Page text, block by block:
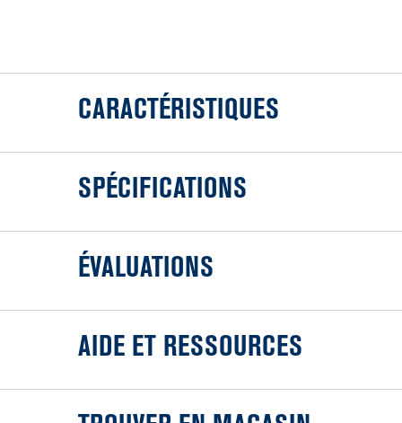
CARACTÉRISTIQUES
SPÉCIFICATIONS
ÉVALUATIONS
AIDE ET RESSOURCES